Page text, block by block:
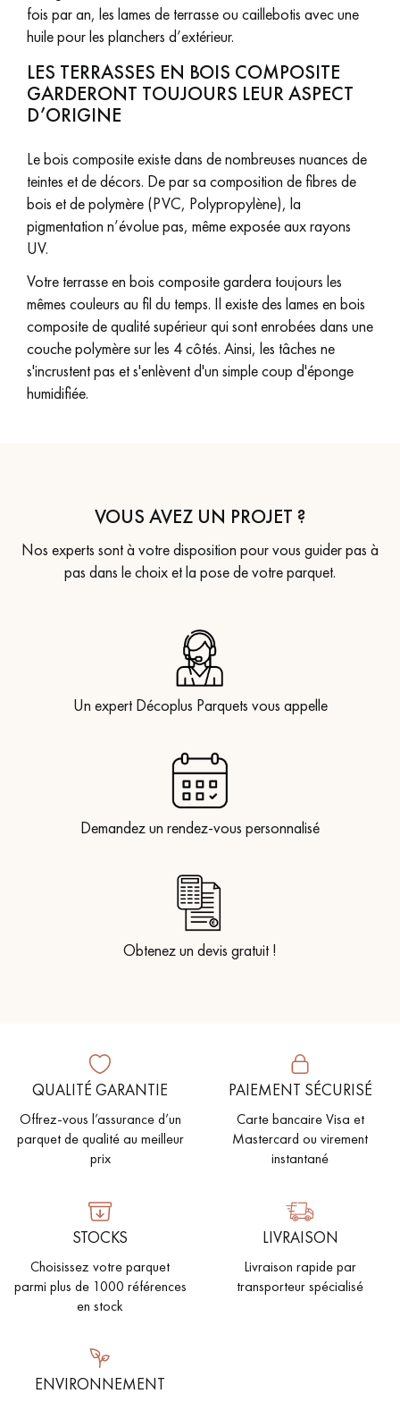
fois par an, les lames de terrasse ou caillebotis avec une
huile pour les planchers d’extérieur.
LES TERRASSES EN BOIS COMPOSITE
GARDERONT TOUJOURS LEUR ASPECT
D’ORIGINE
Le bois composite existe dans de nombreuses nuances de
teintes et de décors. De par sa composition de fibres de
bois et de polymère (PVC, Polypropylène), la
pigmentation n’évolue pas, même exposée aux rayons
UV.
Votre terrasse en bois composite gardera toujours les
mêmes couleurs au fil du temps. Il existe des lames en bois
composite de qualité supérieur qui sont enrobées dans une
couche polymère sur les 4 côtés. Ainsi, les tâches ne
s'incrustent pas et s'enlèvent d'un simple coup d'éponge
humidifiée.
VOUS AVEZ UN PROJET ?
Nos experts sont à votre disposition pour vous guider pas à
pas dans le choix et la pose de votre parquet.
Un expert Décoplus Parquets vous appelle
Demandez un rendez-vous personnalisé
Obtenez un devis gratuit !
QUALITÉ GARANTIE
Offrez-vous l’assurance d’un
parquet de qualité au meilleur
prix
PAIEMENT SÉCURISÉ
Carte bancaire Visa et
Mastercard ou virement
instantané
STOCKS
Choisissez votre parquet
parmi plus de 1000 références
en stock
LIVRAISON
Livraison rapide par
transporteur spécialisé
ENVIRONNEMENT